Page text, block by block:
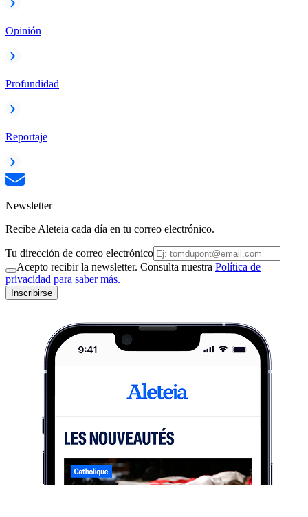
Opinión
Profundidad
Reportaje
Newsletter
Recibe Aleteia cada día en tu correo electrónico.
Tu dirección de correo electrónico
Acepto recibir la newsletter. Consulta nuestra Política de
privacidad para saber más.
Inscribirse